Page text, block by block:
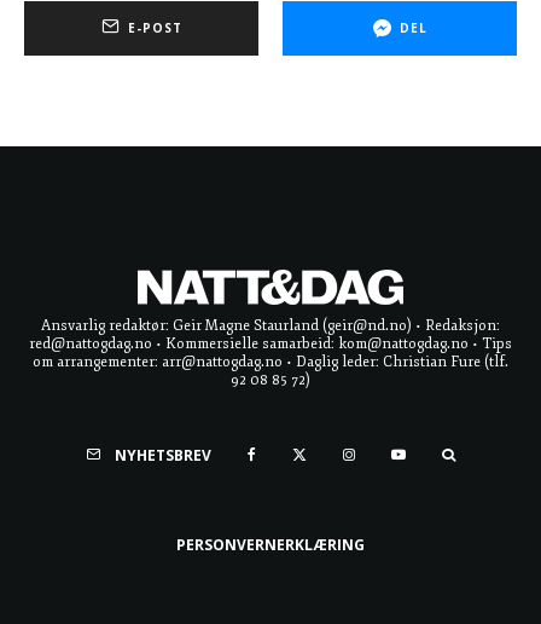
E-POST DEL
Ansvarlig redaktør: Geir Magne Staurland (geir@nd.no) • Redaksjon:
red@nattogdag.no • Kommersielle samarbeid: kom@nattogdag.no • Tips
om arrangementer: arr@nattogdag.no • Daglig leder: Christian Fure (tlf.
92 08 85 72)
NYHETSBREV
PERSONVERNERKLÆRING